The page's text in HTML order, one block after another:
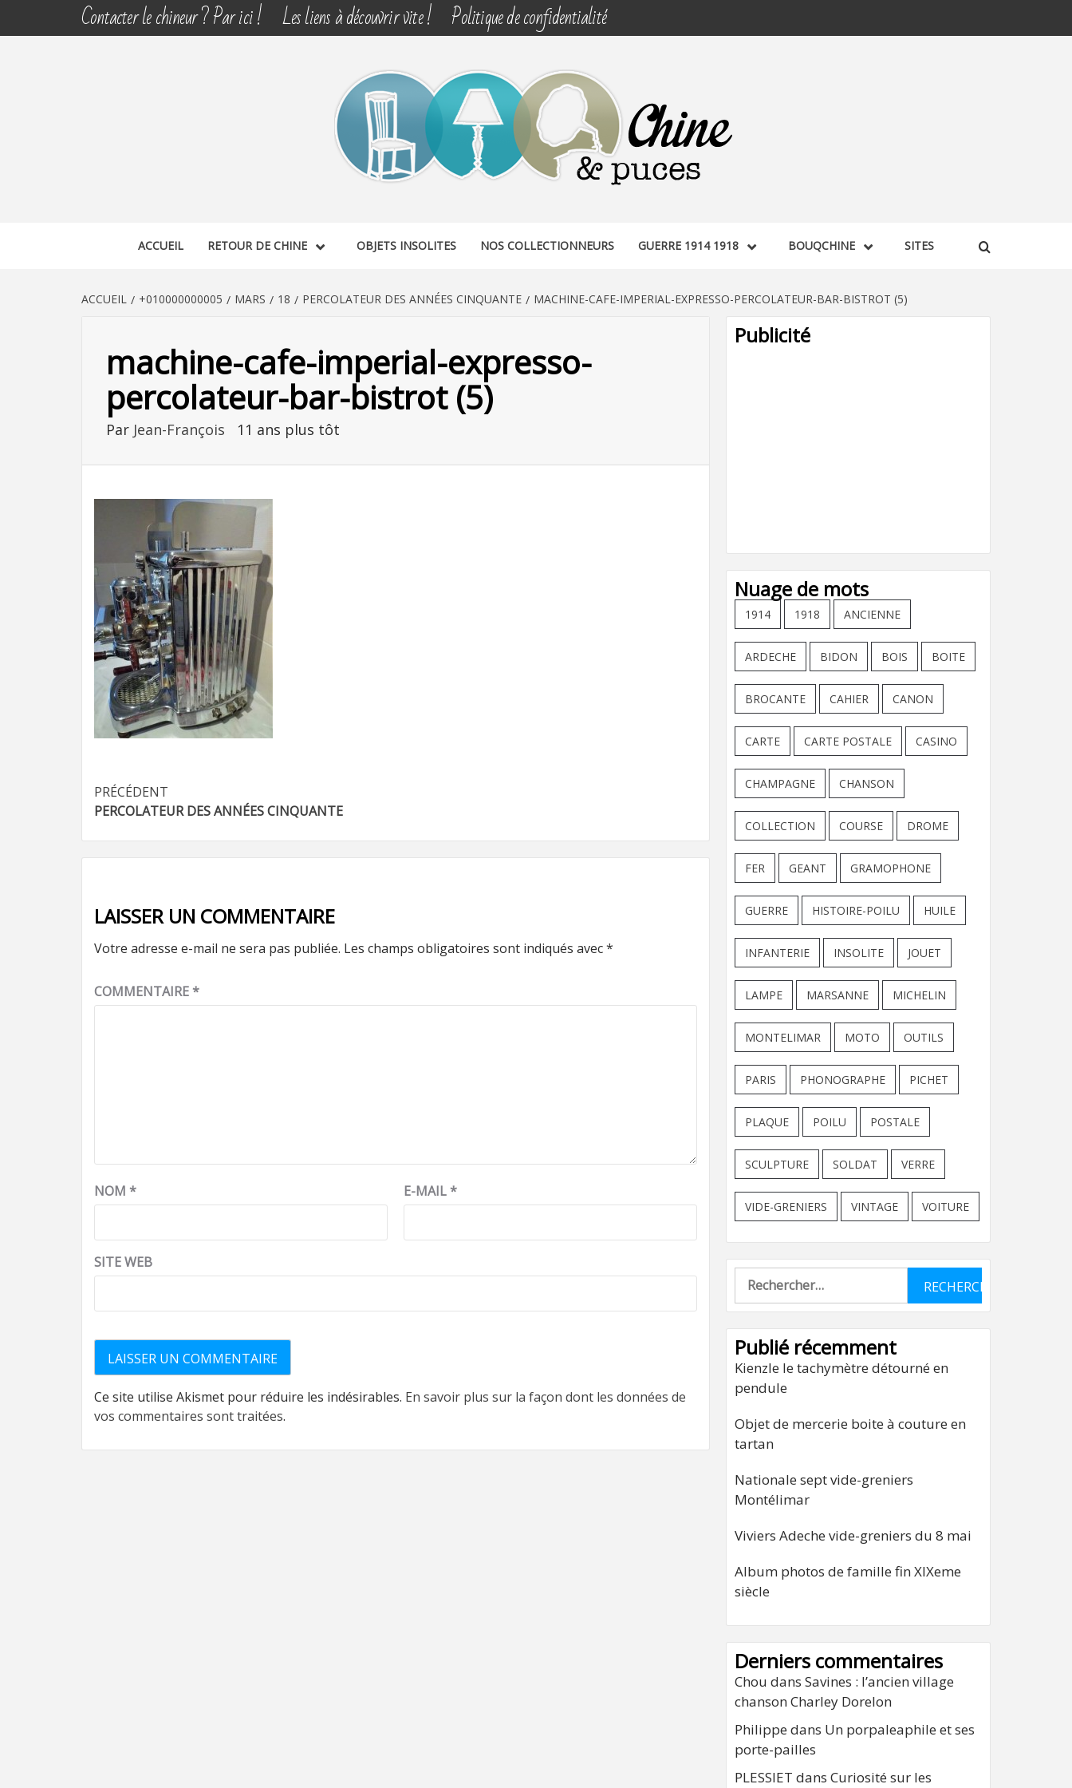
Contacter le chineur ? Par ici ! Les liens à découvrir vite ! Politique de confidentialité
CHINE & PUCES
ACCUEIL RETOUR DE CHINE OBJETS INSOLITES NOS COLLECTIONNEURS GUERRE 1914 1918 BOUQCHINE SITES
ACCUEIL +010000000005 MARS 18 PERCOLATEUR DES ANNÉES CINQUANTE MACHINE-CAFE-IMPERIAL-EXPRESSO-PERCOLATEUR-BAR-BISTROT (5)
machine-cafe-imperial-expresso-
percolateur-bar-bistrot (5)
Par Jean-François 11 ans plus tôt
Navigation
d’article
PRÉCÉDENT
PERCOLATEUR DES ANNÉES CINQUANTE
LAISSER UN COMMENTAIRE
Votre adresse e-mail ne sera pas publiée. Les champs obligatoires sont indiqués avec*
COMMENTAIRE*
NOM * E-MAIL*
SITE WEB
Ce site utilise Akismet pour réduire les indésirables. En savoir plus sur la façon dont les données de
vos commentaires sont traitées.
Publicité
Nuage de mots
1914 1918 ANCIENNE
ARDECHE BIDON BOIS BOITE
BROCANTE CAHIER CANON
CARTE CARTE POSTALE CASINO
CHAMPAGNE CHANSON
COLLECTION COURSE DROME
FER GEANT GRAMOPHONE
GUERRE HISTOIRE-POILU HUILE
INFANTERIE INSOLITE JOUET
LAMPE MARSANNE MICHELIN
MONTELIMAR MOTO OUTILS
PARIS PHONOGRAPHE PICHET
PLAQUE POILU POSTALE
SCULPTURE SOLDAT VERRE
VIDE-GRENIERS VINTAGE VOITURE
Rechercher :
Publié récemment
Kienzle le tachymètre détourné en
pendule
Objet de mercerie boite à couture en
tartan
Nationale sept vide-greniers
Montélimar
Viviers Adeche vide-greniers du 8 mai
Album photos de famille fin XIXeme
siècle
Derniers commentaires
Chou dans Savines : l’ancien village
chanson Charley Dorelon
Philippe dans Un porpaleaphile et ses
porte-pailles
PLESSIET dans Curiosité sur les